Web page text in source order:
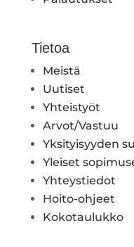
Tietoa
Meistä
Uutiset
Yhteistyöt
Arvot/Vastuu
Yksityisyyden
Yleiset
Yhteystiedot
Hoito-ohjeet
Kokotaulukko